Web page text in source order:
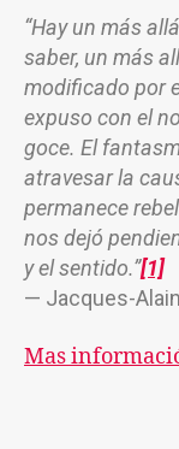
“Hay un más
saber, un más
modificado por
expuso con el
goce. El
atravesar la
permanece
nos dejó
y el sentido.”[1]
— Jacques-
Mas